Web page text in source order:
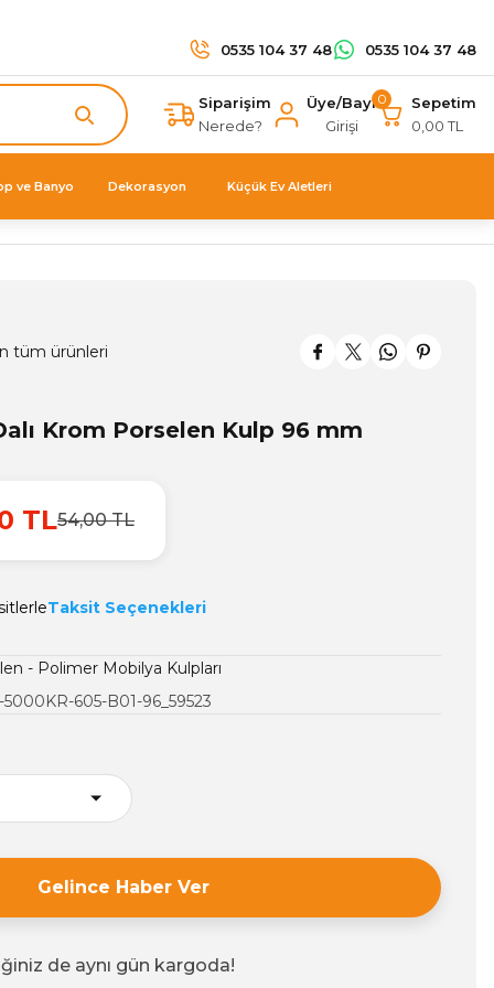
0535 104 37 48 0535 104 37 48
Siparişim
Nerede?
Üye/Bayi
Girişi
0
Sepetim
0,00 TL
ve Banyo Dekorasyon Küçük Ev Aletleri
tüm ürünleri
Krom Porselen Kulp 96 mm
TL54,00 TL
Taksit Seçenekleri
- Polimer Mobilya Kulpları
5000KR-605-B01-96_59523
Gelince Haber Ver
de aynı gün kargoda!